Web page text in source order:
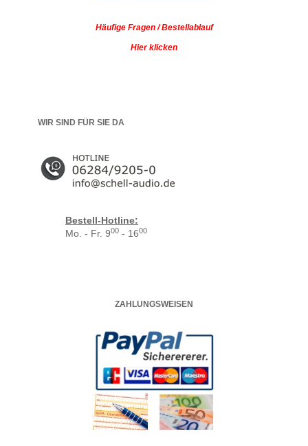
Häufige Fragen / Bestellablauf
Hier klicken
WIR SIND FÜR SIE DA
Bestell-Hotline:
Mo. - Fr. 900 - 1600
ZAHLUNGSWEISEN